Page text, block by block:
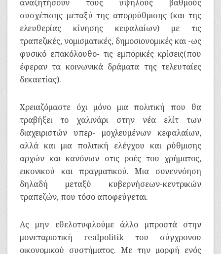
αναζητήσουν τους υψηλούς βαθμούς
συσχέτισης μεταξύ της απορρύθμισης (και της
ελευθερίας κίνησης κεφαλαίων) με τις
τραπεζικές, νομισματικές, δημοσιονομικές και -ως
φυσικό επακόλουθο- τις εμπορικές κρίσεις(που
έφεραν τα κοινωνικά δράματα της τελευταίες
δεκαετίας).
Χρειαζόμαστε όχι μόνο μια πολιτική που θα
τραβήξει το χαλινάρι στην νέα ελίτ των
διαχειριστών υπερ- μοχλευμένων κεφαλαίων,
αλλά και μια πολιτική ελέγχου και ρύθμισης
αρχών και κανόνων στις ροές του χρήματος,
εικονικού και πραγματικού. Μια συνεννόηση
δηλαδή μεταξύ κυβερνήσεων-κεντρικών
τραπεζών, που τόσο αποφεύγεται.
Ας μην εθελοτυφλούμε άλλο μπροστά στην
μονεταριστική realpolitik του σύγχρονου
οικονομικού συστήματος. Με την μορφή ενός